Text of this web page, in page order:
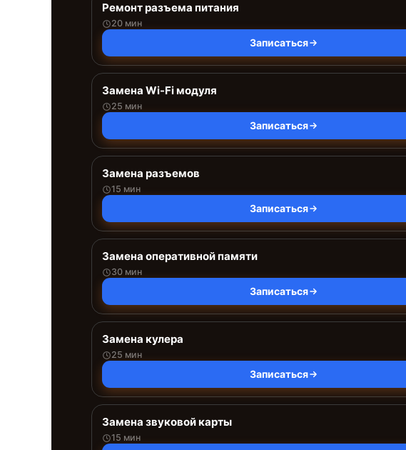
Ремонт разъема питания
20 мин
Записаться
Замена Wi-Fi модуля
25 мин
Записаться
Замена разъемов
15 мин
Записаться
Замена оперативной памяти
30 мин
Записаться
Замена кулера
25 мин
Записаться
Замена звуковой карты
15 мин